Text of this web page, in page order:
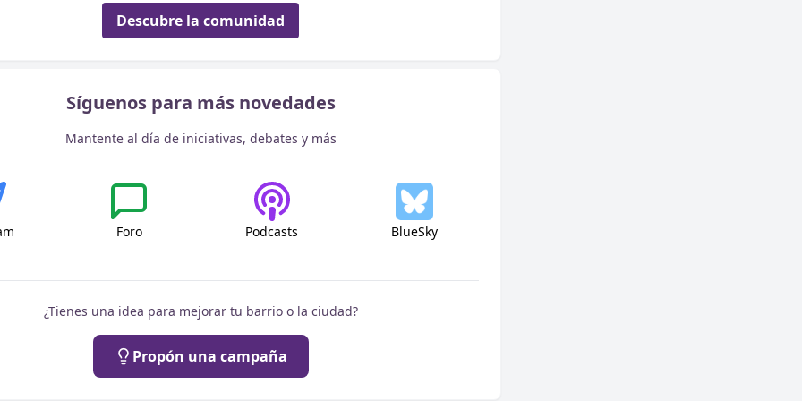
Descubre la comunidad
Síguenos para más novedades
Mantente al día de iniciativas, debates y más
Foro Podcasts BlueSky
¿Tienes una idea para mejorar tu barrio o la ciudad?
Propón una campaña